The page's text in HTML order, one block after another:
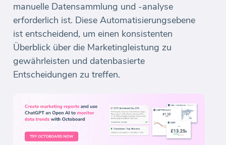
manuelle Datensammlung und -analyse
erforderlich ist. Diese Automatisierungsebene
ist entscheidend, um einen konsistenten
Überblick über die Marketingleistung zu
gewährleisten und datenbasierte
Entscheidungen zu treffen.